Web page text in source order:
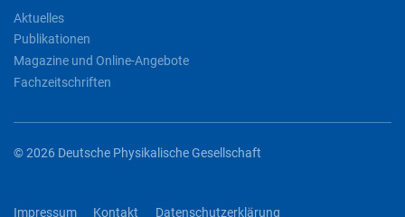
Aktuelles
Publikationen
Magazine und Online-Angebote
Fachzeitschriften
© 2026 Deutsche Physikalische Gesellschaft
Impressum Kontakt Datenschutzerklärung